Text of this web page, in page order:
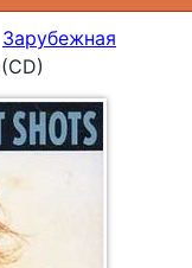
Зарубежная